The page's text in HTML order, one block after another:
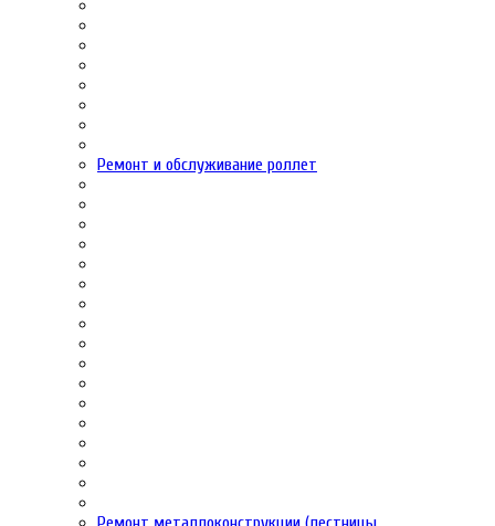
Ремонт и обслуживание роллет